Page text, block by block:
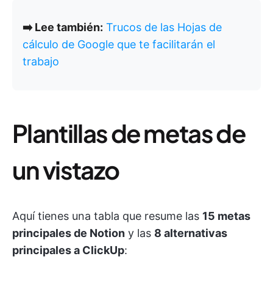
➡️ Lee también: Trucos de las Hojas de
cálculo de Google que te facilitarán el
trabajo
Plantillas de metas de
un vistazo
Aquí tienes una tabla que resume las 15 metas
principales de Notion y las 8 alternativas
principales a ClickUp: